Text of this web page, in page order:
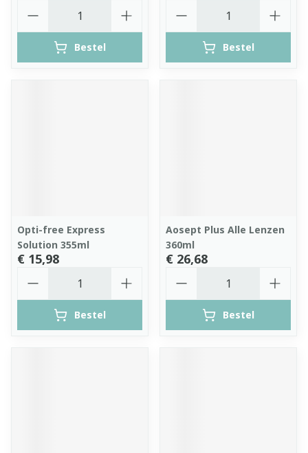
Bestel Bestel
Opti-free Express
Solution 355ml
€ 15,98
Bestel
Aosept Plus Alle Lenzen
360ml
€ 26,68
Bestel